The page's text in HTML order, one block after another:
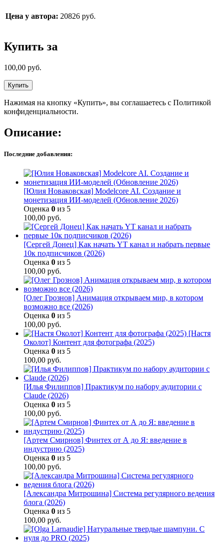
Цена у автора: 20826 руб.
Купить за
100,00 руб.
Купить
Нажимая на кнопку «Купить», вы соглашаетесь с Политикой
конфиденциальности.
Описание:
Последние добавления:
[Юлия Новаковская] Modelcore AI. Создание и
монетизация ИИ-моделей (Обновление 2026)
Оценка 0 из 5
100,00 руб.
[Сергей Донец] Как начать YT канал и набрать первые
10к подписчиков (2026)
Оценка 0 из 5
100,00 руб.
[Олег Грознов] Анимация открываем мир, в котором
возможно все (2026)
Оценка 0 из 5
100,00 руб.
[Настя
Околот] Контент для фотографа (2025)
Оценка 0 из 5
100,00 руб.
[Илья Филиппов] Практикум по набору аудитории с
Claude (2026)
Оценка 0 из 5
100,00 руб.
[Артем Смирнов] Финтех от А до Я: введение в
индустрию (2025)
Оценка 0 из 5
100,00 руб.
[Александра Митрошина] Система регулярного ведения
блога (2026)
Оценка 0 из 5
100,00 руб.